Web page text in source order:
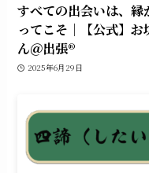
すべての出会いは、縁
ってこそ｜【公式】お
ん＠出張®︎
2025年6月29日